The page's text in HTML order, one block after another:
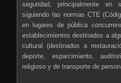
seguridad, principalmente en
siguiendo las normas CTE
en lugares de pública
establecimientos destinados a
cultural (destinados a
deporte, esparcimiento,
religioso y de transporte de